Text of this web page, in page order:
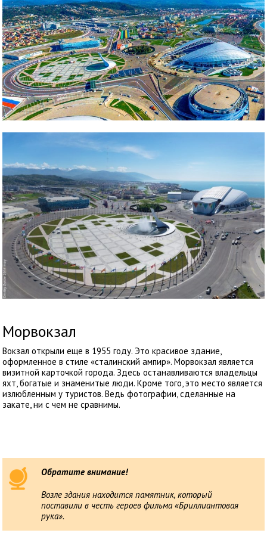
Морвокзал
Вокзал открыли еще в 1955 году. Это красивое здание,
оформленное в стиле «сталинский ампир». Морвокзал является
визитной карточкой города. Здесь останавливаются владельцы
яхт, богатые и знаменитые люди. Кроме того, это место является
излюбленным у туристов. Ведь фотографии, сделанные на
закате, ни с чем не сравнимы.
Обратите внимание!
Возле здания находится памятник, который
поставили в честь героев фильма «Бриллиантовая
рука».